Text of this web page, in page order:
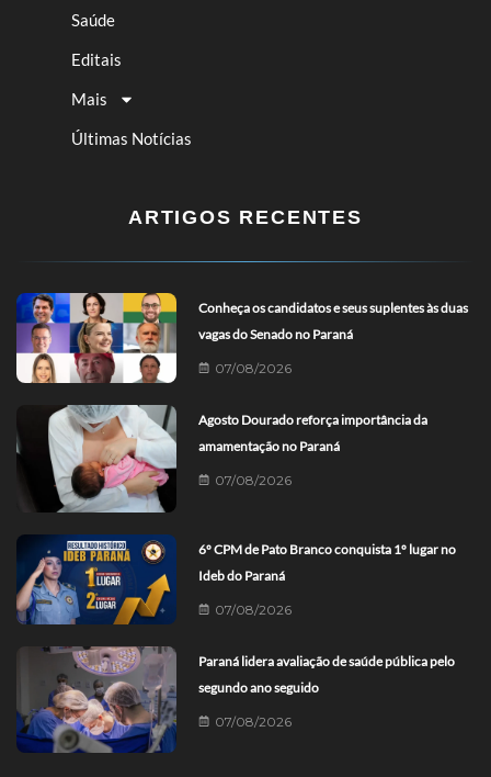
Saúde
Editais
Mais
Últimas Notícias
ARTIGOS RECENTES
Conheça os candidatos e seus suplentes às duas
vagas do Senado no Paraná
07/08/2026
Agosto Dourado reforça importância da
amamentação no Paraná
07/08/2026
6º CPM de Pato Branco conquista 1º lugar no
Ideb do Paraná
07/08/2026
Paraná lidera avaliação de saúde pública pelo
segundo ano seguido
07/08/2026